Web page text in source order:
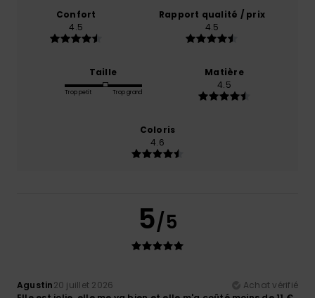
Confort
4.5
Rapport qualité / prix
4.5
Taille
Trop petit Trop grand
Matière
4.5
Coloris
4.6
5/5
Agustin20 juillet 2026
Achat vérifié